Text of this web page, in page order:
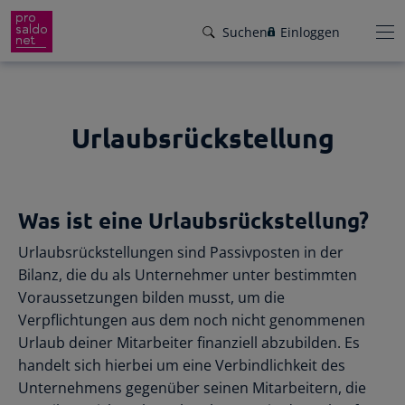
Funktionen
Videos bis zu persönlichem Support per E-
Mail, Telefon oder Live-Chat.
Unser Hilfeangebot
Rechnungen schreiben
Rechnungen im Handumdrehen
Branchen
Service
Gründer-Paket
Rückenwind für den Weg in die
Selbstständigkeit: ProSaldo.net für
Für Steuerberater
Effiziente Zusammenarbeit
Facebook
Instagram
LinkedIn
YouTube
Suchen Einloggen
Urlaubsrückstellung
Was ist eine Urlaubsrückstellung?
Urlaubsrückstellungen sind Passivposten in der
Bilanz, die du als Unternehmer unter bestimmten
Voraussetzungen bilden musst, um die
Verpflichtungen aus dem noch nicht genommenen
Urlaub deiner Mitarbeiter finanziell abzubilden. Es
handelt sich hierbei um eine Verbindlichkeit des
Unternehmens gegenüber seinen Mitarbeitern, die